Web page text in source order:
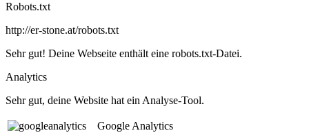
Robots.txt
http://er-stone.at/robots.txt
Sehr gut! Deine Webseite enthält eine robots.txt-Datei.
Analytics
Sehr gut, deine Website hat ein Analyse-Tool.
Google Analytics